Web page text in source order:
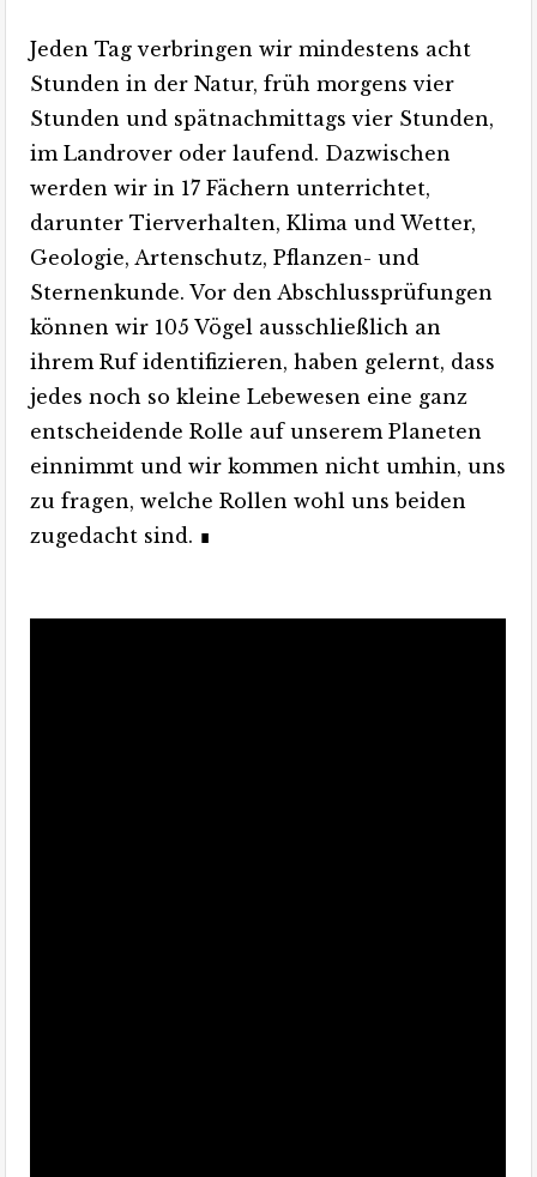
Jeden Tag verbringen wir mindestens acht
Stunden in der Natur, früh morgens vier
Stunden und spätnachmittags vier Stunden,
im Landrover oder laufend. Dazwischen
werden wir in 17 Fächern unterrichtet,
darunter Tierverhalten, Klima und Wetter,
Geologie, Artenschutz, Pflanzen- und
Sternenkunde. Vor den Abschlussprüfungen
können wir 105 Vögel ausschließlich an
ihrem Ruf identifizieren, haben gelernt, dass
jedes noch so kleine Lebewesen eine ganz
entscheidende Rolle auf unserem Planeten
einnimmt und wir kommen nicht umhin, uns
zu fragen, welche Rollen wohl uns beiden
zugedacht sind. ∎